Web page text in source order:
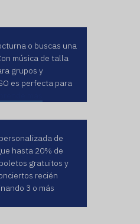
o buscas una
música de talla
grupos y
es perfecta para
de
hasta 20% de
gratuitos y
recién
3 o más